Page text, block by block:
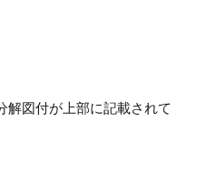
図付が上部に記載されて